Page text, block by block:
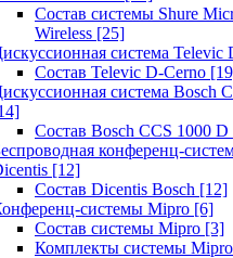
Состав системы Shure
Wireless [25]
система Televic
Состав Televic D-Cerno
система Bosch
Состав Bosch CCS 1000 D
конференц-
[12]
Состав Dicentis Bosch [12]
системы Mipro [6]
Состав системы Mipro [3]
Комплекты системы Mipro